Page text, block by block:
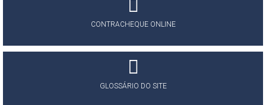
CONTRACHEQUE ONLINE
GLOSSÁRIO DO SITE